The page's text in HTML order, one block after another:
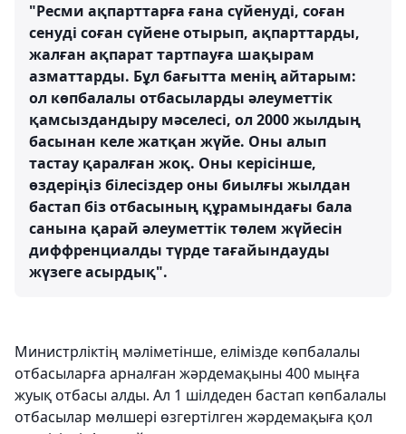
"Ресми ақпарттарға ғана сүйенуді, соған
сенуді соған сүйене отырып, ақпарттарды,
жалған ақпарат тартпауға шақырам
азматтарды. Бұл бағытта менің айтарым:
ол көпбалалы отбасыларды әлеуметтік
қамсыздандыру мәселесі, ол 2000 жылдың
басынан келе жатқан жүйе. Оны алып
тастау қаралған жоқ. Оны керісінше,
өздеріңіз білесіздер оны биылғы жылдан
бастап біз отбасының құрамындағы бала
санына қарай әлеуметтік төлем жүйесін
диффренциалды түрде тағайындауды
жүзеге асырдық".
Министрліктің мәліметінше, елімізде көпбалалы
отбасыларға арналған жәрдемақыны 400 мыңға
жуық отбасы алды. Ал 1 шілдеден бастап көпбалалы
отбасылар мөлшері өзгертілген жәрдемақыға қол